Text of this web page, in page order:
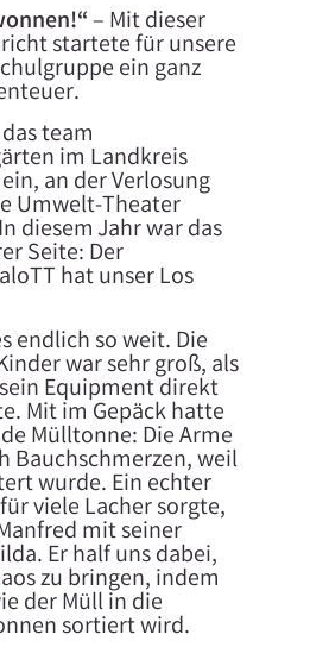
– Mit dieser
startete für unsere
ein ganz
team
im Landkreis
an der Verlosung
Umwelt-Theater
diesem Jahr war das
Seite: Der
hat unser Los
endlich so weit. Die
war sehr groß, als
Equipment direkt
Mit im Gepäck hatte
Mülltonne: Die Arme
Bauchschmerzen, weil
wurde. Ein echter
viele Lacher sorgte,
mit seiner
Er half uns dabei,
zu bringen, indem
der Müll in die
sortiert wird.